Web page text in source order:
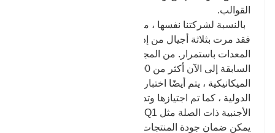
القوالب.
بالنسبة لشركتنا نفسها ، من مملوكة للدولة إلى الفرد ،
فقد مرت بثلاثة أجيال من إدارة الأسرة ، ويتم تحديث
المعدات باستمرار. من المجموعات الثلاث أو الأربع
الميكانيكية ، يتم أيضًا اختبار معدات الفحص وفقًا للمعايير
الدولية ، كما تم اجتيازها وتدقيقها من قبل الصناعات
يمكن ضمان جودة المنتجات ، ويمكن حل المشكلات عبر